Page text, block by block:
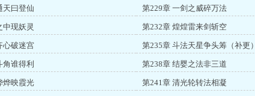
天曰登仙 第229章 一剑之威碎万法
中现妖灵 第232章 煌煌雷来剑斩空
心破迷宫 第235章 斗法天星争头筹（补更）
角谁得利 第238章 结婴之法非三道
烨映霞光 第241章 清光轮转法相凝